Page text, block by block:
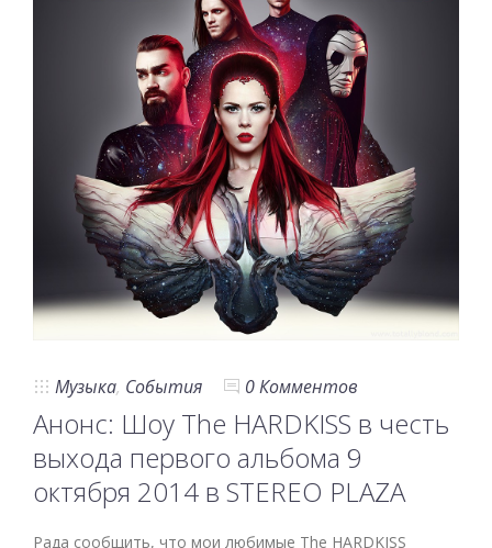
Музыка, События 0 Комментов
Анонс: Шоу The HARDKISS в честь
выхода первого альбома 9
октября 2014 в STEREO PLAZA
Рада сообщить, что мои любимые The HARDKISS